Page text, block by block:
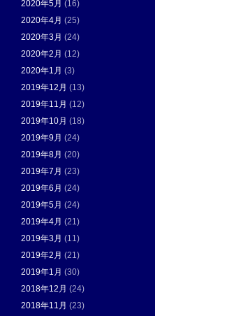
2020年5月 (16)
2020年4月 (25)
2020年3月 (24)
2020年2月 (12)
2020年1月 (3)
2019年12月 (13)
2019年11月 (12)
2019年10月 (18)
2019年9月 (24)
2019年8月 (20)
2019年7月 (23)
2019年6月 (24)
2019年5月 (24)
2019年4月 (21)
2019年3月 (11)
2019年2月 (21)
2019年1月 (30)
2018年12月 (24)
2018年11月 (23)